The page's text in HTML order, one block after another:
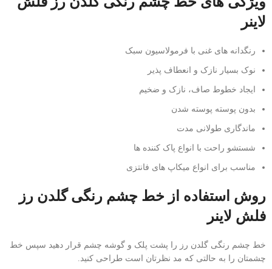
لاینر
رنگدانه های غنی با فرمولاسیون سبک
نوک بسیار نازک و انعطاف پذیر
ایجاد خطوط صاف، نازک و ضخیم
بدون پوسته پوسته شدن
ماندگاری طولانی مدت
شستشو راحت با انواع پاک کننده ها
مناسب برای انواع میکاپ های فانتزی
روش استفاده از خط چشم رنگی گلدن رز
فلش لاینر
خط چشم رنگی گلدن رز را پشت پلک و گوشه چشم قرار دهید سپس خط
چشمتان را به حالتی که مد نظرتان است طراحی کنید.